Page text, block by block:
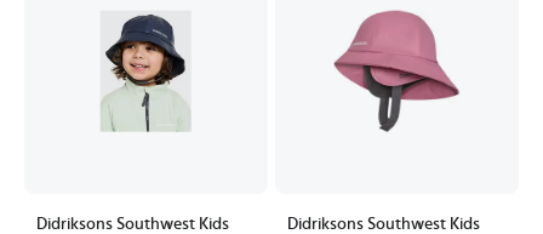
Didriksons Southwest Kids
Didriksons Southwest Kids